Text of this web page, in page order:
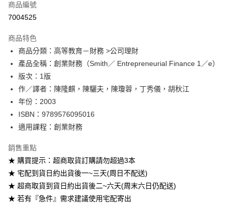
超商取貨付款
Google Pay
ATM付款
運送方式
每筆NT$60
7-11取貨付款
每筆NT$60
商品編號
7004525
商品特色
商品分類：高等教育－財務 >公司理財
產品全稱：創業財務（Smith／ Entrepreneurial Finance 1／e）
版次：1版
作／譯者：陳隆麒，陳驪夫，陳瓊蓉，丁秀儀，胡秋江
年份：2003
ISBN：9789576095016
適用課程：創業財務
銷售重點
★ 購買提示：超商取貨訂購請勿超過3本
★ 宅配到貨日約出貨後一~三天(周日不配送)
★ 超商取貨到貨日約出貨後二~六天(周末六日仍配送)
★ 若有『急件』需求建議使用宅配寄出